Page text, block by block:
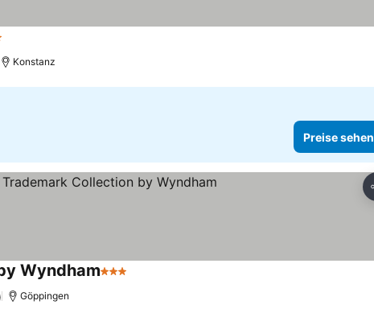
Konstanz
Preise sehen
Wyndham3 Sterne
Göppingen